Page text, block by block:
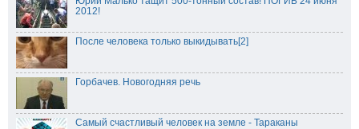
2012!
После человека только выкидывать[2]
Горбачев. Новогодняя речь
Самый счастливый человек на земле - Тараканы